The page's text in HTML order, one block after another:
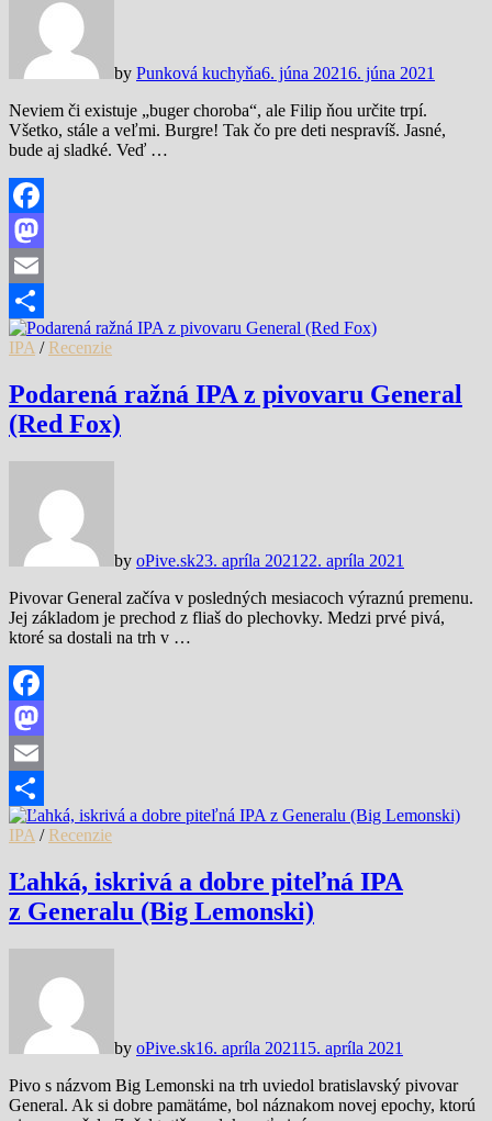
by Punková kuchyňa6. júna 20216. júna 2021
Neviem či existuje „buger choroba“, ale Filip ňou určite trpí.
Všetko, stále a veľmi. Burgre! Tak čo pre deti nespravíš. Jasné,
bude aj sladké. Veď …
Facebook
Mastodon
Email
Share
IPA / Recenzie
Podarená ražná IPA z pivovaru General
(Red Fox)
by oPive.sk23. apríla 2021 22. apríla 2021
Pivovar General začíva v posledných mesiacoch výraznú premenu.
Jej základom je prechod z fliaš do plechovky. Medzi prvé pivá,
ktoré sa dostali na trh v …
Facebook
Mastodon
Email
Share
IPA / Recenzie
Ľahká, iskrivá a dobre piteľná IPA
z Generalu (Big Lemonski)
by oPive.sk16. apríla 202115. apríla 2021
Pivo s názvom Big Lemonski na trh uviedol bratislavský pivovar
General. Ak si dobre pamätáme, bol náznakom novej epochy, ktorú